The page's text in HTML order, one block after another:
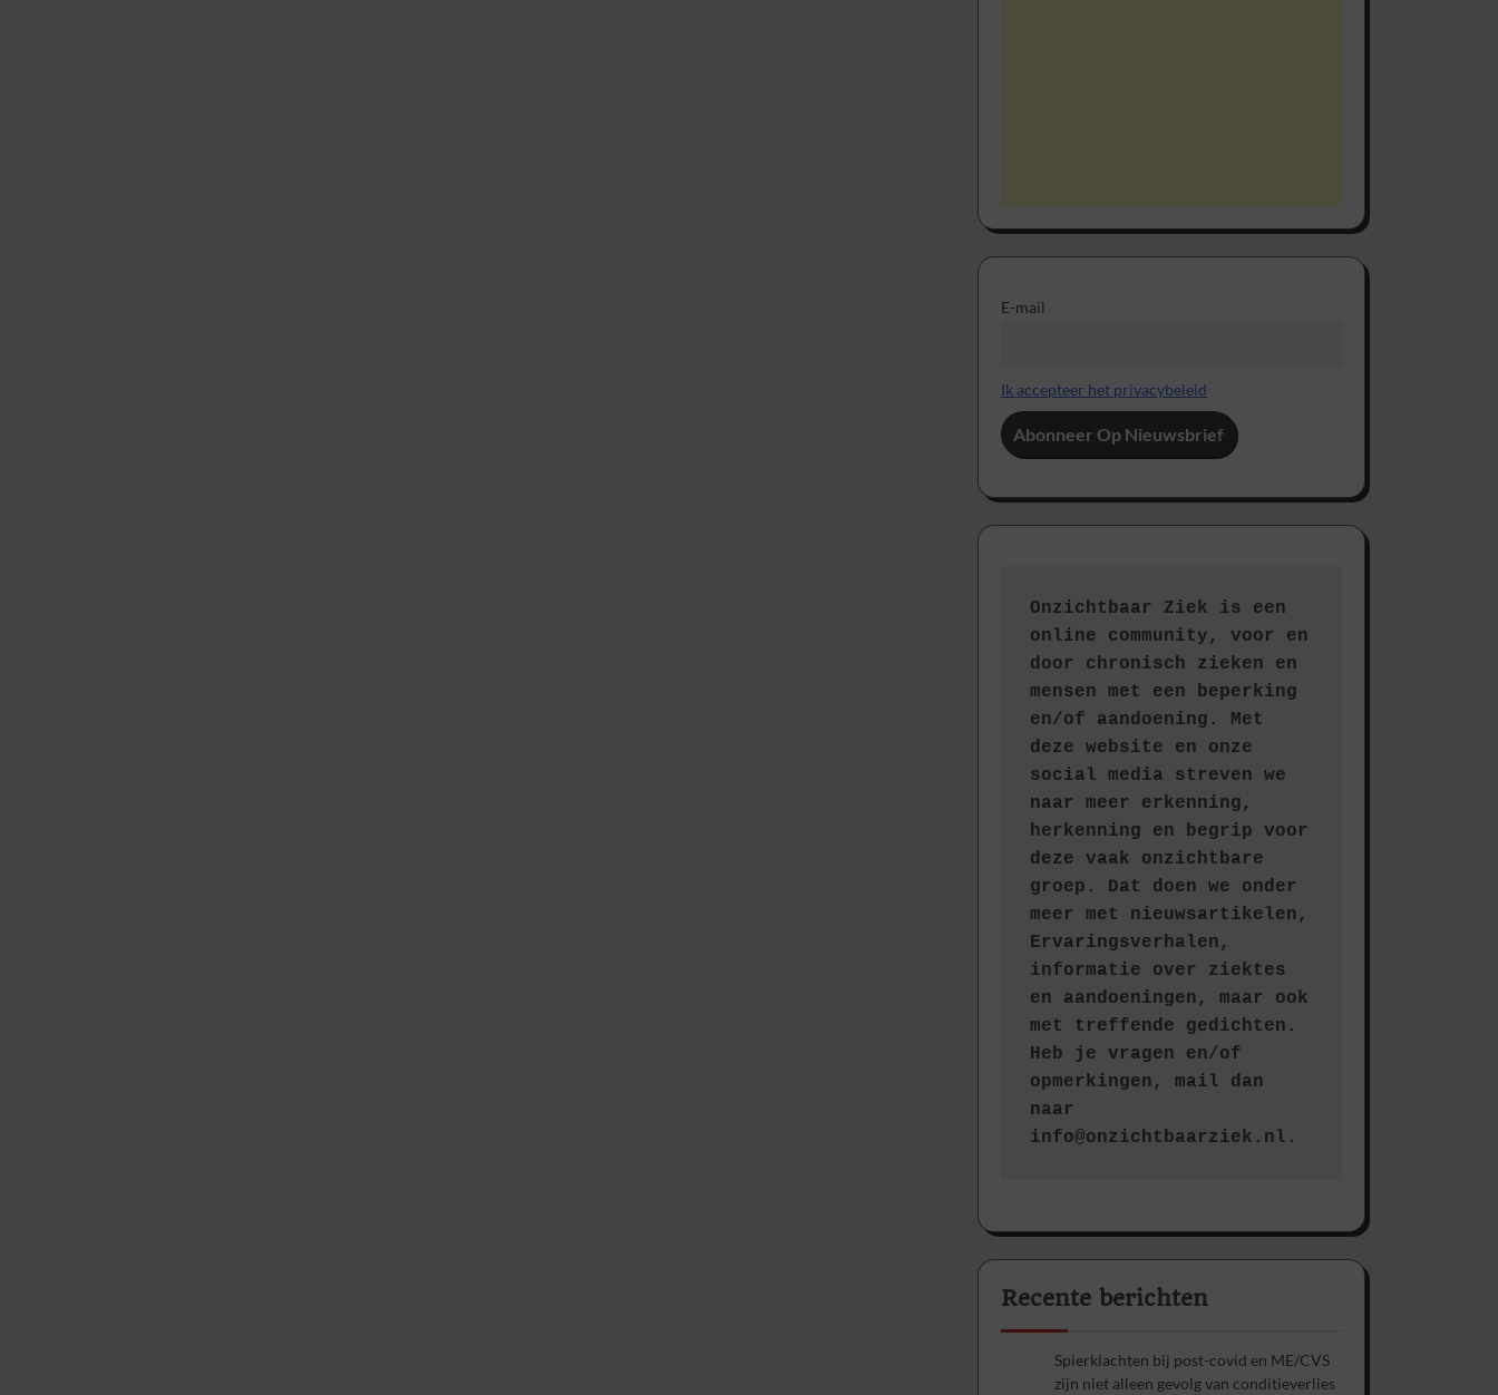
E-mail
Ik accepteer het privacybeleid
Onzichtbaar Ziek is een
online community, voor en
door chronisch zieken en
mensen met een beperking
en/of aandoening. Met
deze website en onze
social media streven we
naar meer erkenning,
herkenning en begrip voor
deze vaak onzichtbare
groep. Dat doen we onder
meer met nieuwsartikelen,
Ervaringsverhalen,
informatie over ziektes
en aandoeningen, maar ook
met treffende gedichten.
Heb je vragen en/of
opmerkingen, mail dan
naar
info@onzichtbaarziek.nl.
Recente berichten
Spierklachten bij post-covid en ME/CVS
zijn niet alleen gevolg van conditieverlies